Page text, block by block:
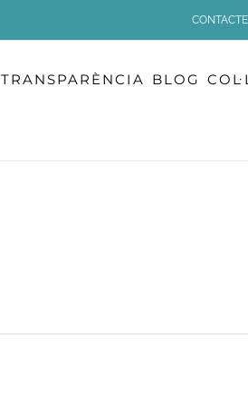
CONTACTE
TRANSPARÈNCIA BLOG